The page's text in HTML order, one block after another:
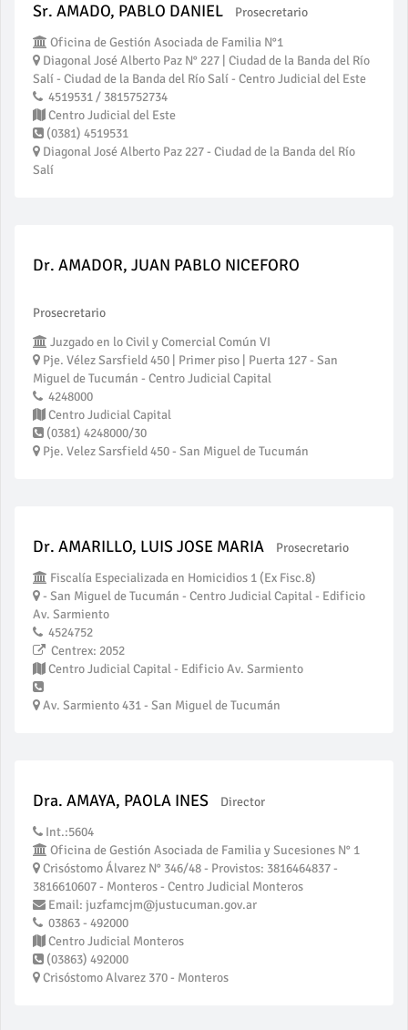
Sr. AMADO, PABLO DANIEL
Prosecretario
Oficina de Gestión Asociada de Familia N°1
Diagonal José Alberto Paz N° 227 | Ciudad de la Banda del Río
Salí - Ciudad de la Banda del Río Salí - Centro Judicial del Este
4519531 / 3815752734
Centro Judicial del Este
(0381) 4519531
Diagonal José Alberto Paz 227 - Ciudad de la Banda del Río
Salí
Dr. AMADOR, JUAN PABLO NICEFORO
Prosecretario
Juzgado en lo Civil y Comercial Común VI
Pje. Vélez Sarsfield 450 | Primer piso | Puerta 127 - San
Miguel de Tucumán - Centro Judicial Capital
4248000
Centro Judicial Capital
(0381) 4248000/30
Pje. Velez Sarsfield 450 - San Miguel de Tucumán
Dr. AMARILLO, LUIS JOSE MARIA
Prosecretario
Fiscalía Especializada en Homicidios 1 (Ex Fisc.8)
- San Miguel de Tucumán - Centro Judicial Capital - Edificio
Av. Sarmiento
4524752
Centrex: 2052
Centro Judicial Capital - Edificio Av. Sarmiento
Av. Sarmiento 431 - San Miguel de Tucumán
Dra. AMAYA, PAOLA INES
Director
Int.:5604
Oficina de Gestión Asociada de Familia y Sucesiones N° 1
Crisóstomo Álvarez N° 346/48 - Provistos: 3816464837 -
3816610607 - Monteros - Centro Judicial Monteros
Email: juzfamcjm@justucuman.gov.ar
03863 - 492000
Centro Judicial Monteros
(03863) 492000
Crisóstomo Alvarez 370 - Monteros